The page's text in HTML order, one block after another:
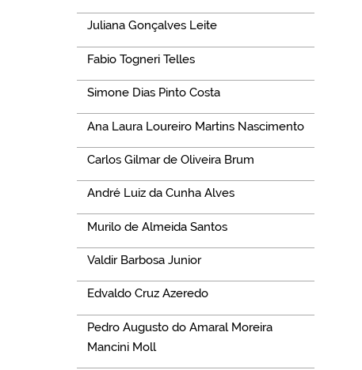
Juliana Gonçalves Leite
Fabio Togneri Telles
Simone Dias Pinto Costa
Ana Laura Loureiro Martins Nascimento
Carlos Gilmar de Oliveira Brum
André Luiz da Cunha Alves
Murilo de Almeida Santos
Valdir Barbosa Junior
Edvaldo Cruz Azeredo
Pedro Augusto do Amaral Moreira
Mancini Moll